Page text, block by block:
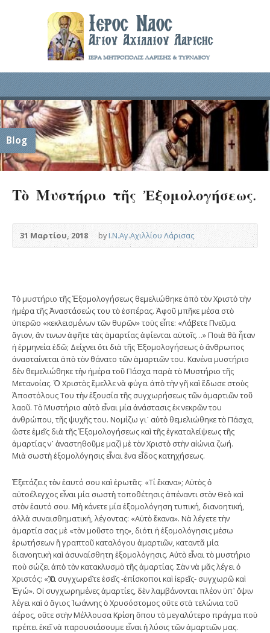
Blog
Τὸ Μυστήριο τῆς Ἐξομολογήσεως.
31 Μαρτίου, 2018 byΙ.Ν.Αγ.Αχιλλίου Λάρισας
Τὸ μυστήριο τῆς Ἐξομολογήσεως θεμελιώθηκε ἀπὸ τὸν Χριστὸ τὴν
ἡμέρα τῆς Ἀναστάσεώς του τὸ ἑσπέρας. Ἀφοῦ μπῆκε μέσα στὸ
ὑπερῶο «κεκλεισμένων τῶν θυρῶν» τοὺς εἶπε: «Λάβετε Πνεῦμα
ἅγιον, ἄν τινων ἀφῆτε τὰς ἁμαρτίας ἀφίενται αὐτοῖς…» Ποιὰ θὰ ἦταν
ἡ ἑρμηνεία ἐδῶ; Δείχνει ὅτι διὰ τῆς Ἐξομολογήσεως ὁ ἄνθρωπος
ἀνασταίνεται ἀπὸ τὸν θάνατο τῶν ἁμαρτιῶν του. Κανένα μυστήριο
δὲν θεμελιώθηκε τὴν ἡμέρα τοῦ Πάσχα παρὰ τὸ Μυστήριο τῆς
Μετανοίας. Ὁ Χριστὸς ἔμελλε νὰ φύγει ἀπὸ τὴν γῆ καὶ ἔδωσε στοὺς
Ἀποστόλους Του τὴν ἐξουσία τῆς συγχωρήσεως τῶν ἁμαρτιῶν τοῦ
λαοῦ. Τὸ Μυστήριο αὐτὸ εἶναι μία ἀνάστασις ἐκ νεκρῶν του
ἀνθρώπου, τῆς ψυχῆς του. Νομίζω γι᾿ αὐτὸ θεμελιώθηκε τὸ Πάσχα,
ὥστε ἐμεῖς διὰ τῆς Ἐξομολογήσεως καὶ τῆς ἐγκαταλείψεως τῆς
ἁμαρτίας ν᾿ ἀναστηθοῦμε μαζὶ μὲ τὸν Χριστὸ στὴν αἰώνια ζωή.
Μιὰ σωστὴ ἐξομολόγησις εἶναι ἕνα εἶδος κατηχήσεως.
Ἐξετάζεις τὸν ἑαυτό σου καὶ ἐρωτᾶς: «Τί ἔκανα»; Αὐτὸς ὁ
αὐτοέλεγχος εἶναι μία σωστὴ τοποθέτησις ἀπέναντι στὸν Θεὸ καὶ
στὸν ἑαυτό σου. Μὴ κάνετε μία ἐξομολόγηση τυπική, διανοητική,
ἀλλὰ συναισθηματική, λέγοντας: «Αὐτὸ ἔκανα». Νὰ λέγετε τὴν
ἁμαρτία σας μὲ «τὸν μοῦστο της», διότι ἡ ἐξομολόγησις μέσω
ἐρωτήσεων ἢ γραπτοῦ καταλόγου ἁμαρτιῶν, καταντᾶ μία
διανοητικὴ καὶ ἀσυναίσθητη ἐξομολόγησις. Αὐτὸ εἶναι τὸ μυστήριο
ποὺ σώζει ἀπὸ τὸν κατακλυσμὸ τῆς ἁμαρτίας. Σὰν νὰ μᾶς λέγει ὁ
Χριστός: «Ὅ,τι συγχωρεῖτε ἐσεῖς -ἐπίσκοποι καὶ ἱερεῖς- συγχωρῶ καὶ
Ἐγώ». Οἱ συγχωρημένες ἁμαρτίες, δὲν λαμβάνονται πλέον ὑπ᾿ ὄψιν
λέγει καὶ ὁ ἅγιος Ἰωάννης ὁ Χρυσόστομος οὔτε στὰ τελώνια τοῦ
ἀέρος, οὔτε στὴν Μέλλουσα Κρίση ὅπου τὸ μεγαλύτερο πράγμα ποὺ
πρέπει ἐκεῖ νὰ παρουσιάσουμε εἶναι ἡ λύσις τῶν ἁμαρτιῶν μας.